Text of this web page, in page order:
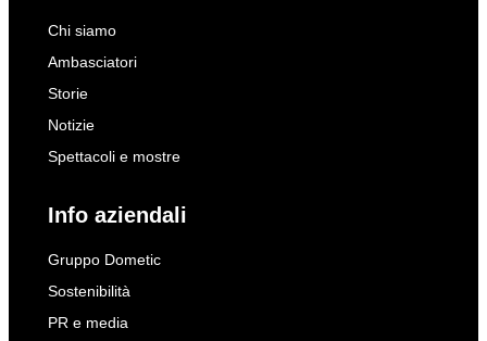
Chi siamo
Ambasciatori
Storie
Notizie
Spettacoli e mostre
Info aziendali
Gruppo Dometic
Sostenibilità
PR e media